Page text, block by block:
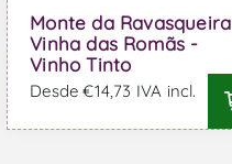
Monte da Ravasqueira
Vinha das Romãs -
Vinho Tinto
Desde €14,73 IVA incl.